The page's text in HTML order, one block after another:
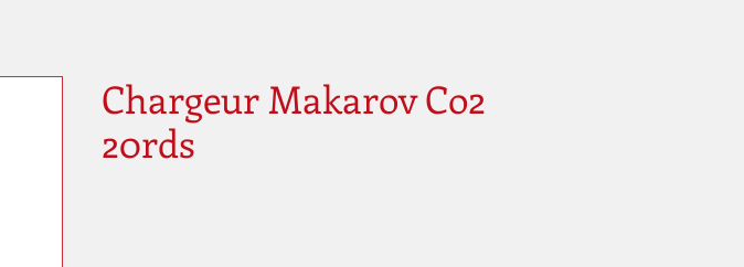
Chargeur Makarov Co2
20rds